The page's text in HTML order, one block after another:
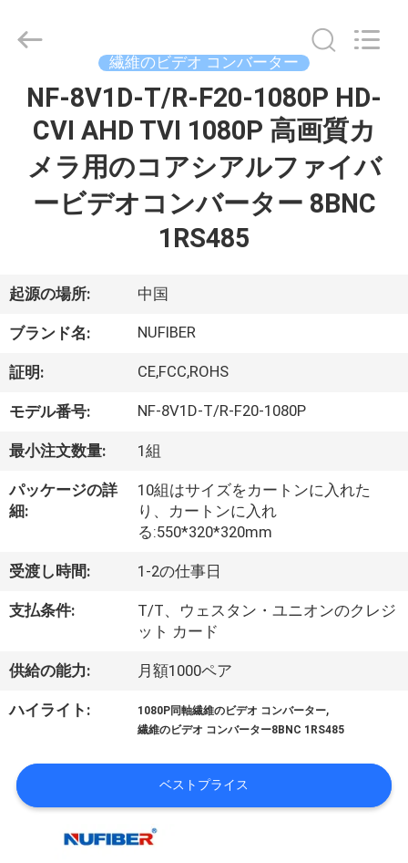
ト
私
達
に
つ
い
て
工
場
品
2026
Technology
Co.,Ltd.
Reserved.
繊維のビデオ コンバーター
NF-8V1D-T/R-F20-1080P HD-
CVI AHD TVI 1080P 高画質カ
メラ用のコアシアルファイバ
ービデオコンバーター 8BNC
1RS485
起源の場所: 中国
ブランド名: NUFIBER
証明: CE,FCC,ROHS
モデル番号: NF-8V1D-T/R-F20-1080P
最小注文数量: 1組
パッケージの詳
細:
10組はサイズをカートンに入れた
り、カートンに入れ
る:550*320*320mm
受渡し時間: 1-2の仕事日
支払条件:
T/T、ウェスタン・ユニオンのクレジ
ット カード
供給の能力: 月額1000ペア
ハイライト: 1080P同軸繊維のビデオ コンバーター,
繊維のビデオ コンバーター8BNC 1RS485
ベストプライス